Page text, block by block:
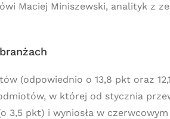
Maciej Miniszewski, analityk z
(odpowiednio o 13,8 pkt oraz
w której od stycznia
pkt) i wyniosła w